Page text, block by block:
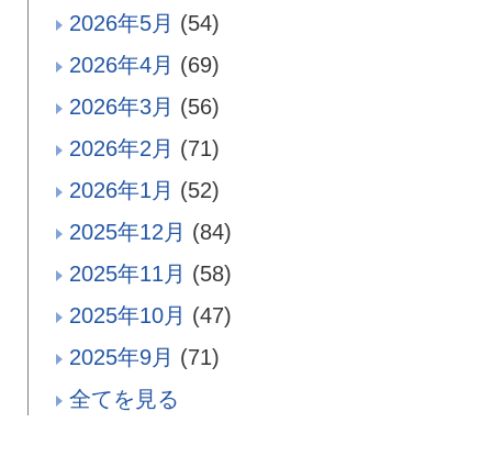
2026年5月 (54)
2026年4月 (69)
2026年3月 (56)
2026年2月 (71)
2026年1月 (52)
2025年12月 (84)
2025年11月 (58)
2025年10月 (47)
2025年9月 (71)
全てを見る